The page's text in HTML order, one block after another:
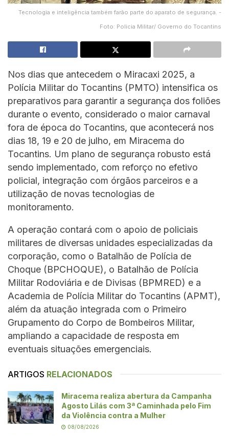
Tecnologia e inteligência também farão parte do aparato de segurança. -
Foto: Policia Militar/ Governo do Tocantins
Nos dias que antecedem o Miracaxi 2025, a
Polícia Militar do Tocantins (PMTO) intensifica os
preparativos para garantir a segurança dos foliões
durante o evento, considerado o maior carnaval
fora de época do Tocantins, que acontecerá nos
dias 18, 19 e 20 de julho, em Miracema do
Tocantins. Um plano de segurança robusto está
sendo implementado, com reforço no efetivo
policial, integração com órgãos parceiros e a
utilização de novas tecnologias de
monitoramento.
A operação contará com o apoio de policiais
militares de diversas unidades especializadas da
corporação, como o Batalhão de Polícia de
Choque (BPCHOQUE), o Batalhão de Polícia
Militar Rodoviária e de Divisas (BPMRED) e a
Academia de Polícia Militar do Tocantins (APMT),
além da atuação integrada com o Primeiro
Grupamento do Corpo de Bombeiros Militar,
ampliando a capacidade de resposta em
eventuais situações emergenciais.
ARTIGOS RELACIONADOS
Miracema realiza abertura da Campanha
Agosto Lilás com 3ª Caminhada pelo Fim
da Violência contra a Mulher
08/08/2026